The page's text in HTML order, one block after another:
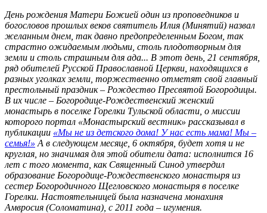
День рождения Матери Божией один из проповедников и
богословов прошлых веков святитель Илия (Минятий) назвал
желанным днем, так давно предопределенным Богом, так
страстно ожидаемым людьми, столь плодотворным для
земли и столь страшным для ада... В этот день, 21 сентября,
ряд обителей Русской Православной Церкви, находящихся в
разных уголках земли, торжественно отметят свой главный
престольный праздник – Рождество Пресвятой Богородицы.
В их числе – Богородице-Рождественский женский
монастырь в поселке Горелки Тульской области, о миссии
которого портал «Монастырский вестник» рассказывал в
публикации «Мы не из детского дома! У нас есть мама! Мы –
семья!» А в следующем месяце, 6 октября, будет хотя и не
круглая, но значимая для этой обители дата: исполнится 16
лет с того момента, как Священный Синод утвердил
образование Богородице-Рождественского монастыря из
сестер Богородичного Щегловского монастыря в поселке
Горелки. Настоятельницей была назначена монахиня
Амвросия (Соломатина), с 2011 года – игумения.